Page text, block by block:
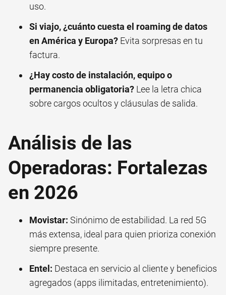
uso.
Si viajo, ¿cuánto cuesta el roaming de datos
en América y Europa? Evita sorpresas en tu
factura.
¿Hay costo de instalación, equipo o
permanencia obligatoria? Lee la letra chica
sobre cargos ocultos y cláusulas de salida.
Análisis de las
Operadoras: Fortalezas
en 2026
Movistar: Sinónimo de estabilidad. La red 5G
más extensa, ideal para quien prioriza conexión
siempre presente.
Entel: Destaca en servicio al cliente y beneficios
agregados (apps ilimitadas, entretenimiento).